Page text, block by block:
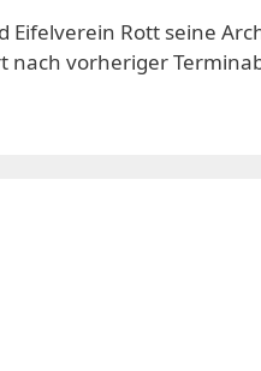
Rott seine
nach vorheriger